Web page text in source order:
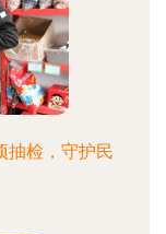
抽检，守护民